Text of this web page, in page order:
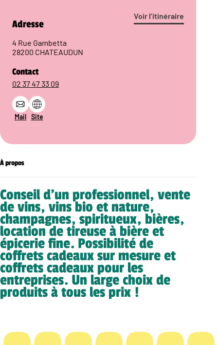
Voir l’itinéraire
Adresse
4 Rue Gambetta
28200 CHATEAUDUN
Contact
02 37 47 33 09
Mail Site
À propos
Conseil d’un professionnel, vente
de vins, vins bio et nature,
champagnes, spiritueux, bières,
location de tireuse à bière et
épicerie fine. Possibilité de
coffrets cadeaux sur mesure et
coffrets cadeaux pour les
entreprises. Un large choix de
produits à tous les prix !